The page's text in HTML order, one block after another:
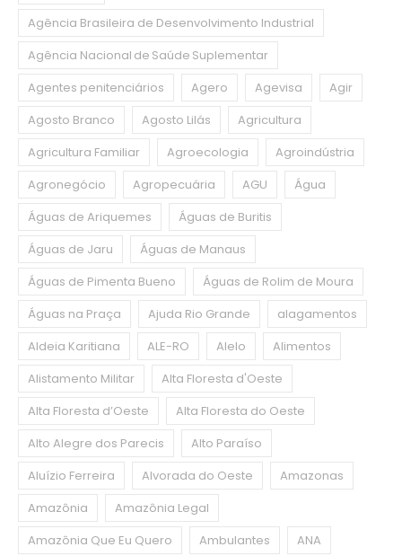
Agência Brasileira de Desenvolvimento Industrial
Agência Nacional de Saúde Suplementar
Agentes penitenciários
Agero Agevisa
Agir
Agosto Branco
Agosto Lilás
Agricultura
Agricultura Familiar
Agroecologia
Agroindústria
Agronegócio
Agropecuária AGU
Água
Águas de Ariquemes
Águas de Buritis
Águas de Jaru
Águas de Manaus
Águas de Pimenta Bueno
Águas de Rolim de Moura
Águas na Praça
Ajuda Rio Grande
alagamentos
Aldeia Karitiana
ALE-RO Alelo
Alimentos
Alistamento Militar
Alta Floresta d'Oeste
Alta Floresta d’Oeste
Alta Floresta do Oeste
Alto Alegre dos Parecis
Alto Paraíso
Aluízio Ferreira
Alvorada do Oeste
Amazonas
Amazônia
Amazônia Legal
Amazônia Que Eu Quero
Ambulantes
ANA